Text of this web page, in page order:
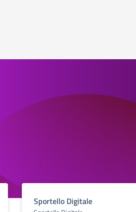
Sportello Digitale